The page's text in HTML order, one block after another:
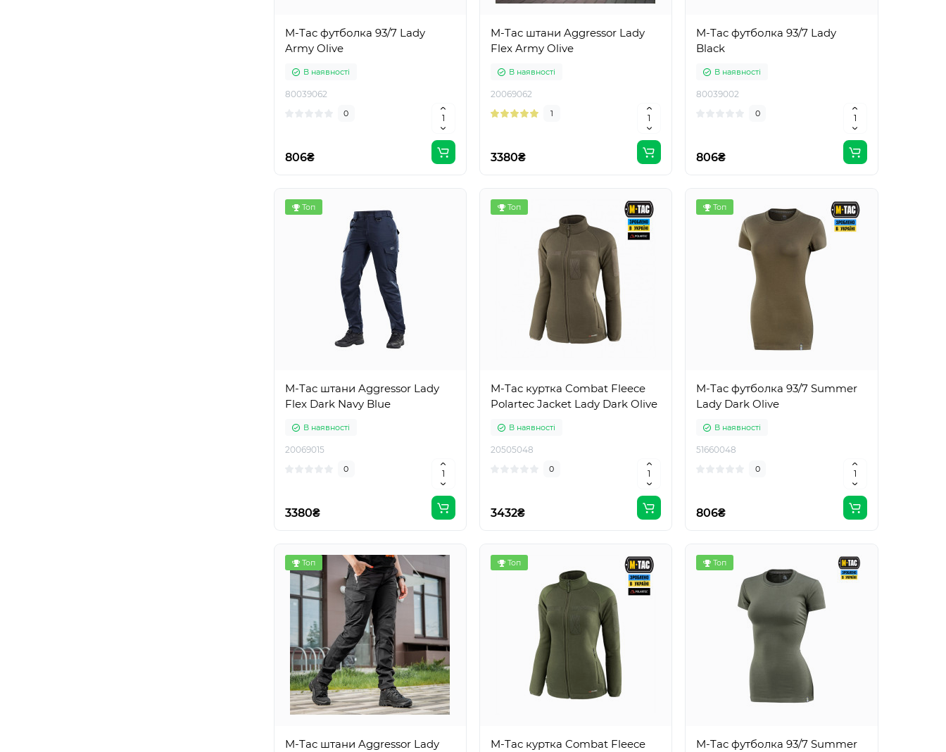
M-Tac футболка 93/7 Lady
Army Olive
В наявності
80039062
0
806₴
M-Tac штани Aggressor Lady
Flex Army Olive
В наявності
20069062
1
3380₴
M-Tac футболка 93/7 Lady
Black
В наявності
80039002
0
806₴
Топ
M-Tac штани Aggressor Lady
Flex Dark Navy Blue
В наявності
20069015
0
3380₴
Топ
M-Tac куртка Combat Fleece
Polartec Jacket Lady Dark Olive
В наявності
20505048
0
3432₴
Топ
M-Tac футболка 93/7 Summer
Lady Dark Olive
В наявності
51660048
0
806₴
Топ
M-Tac штани Aggressor Lady
Топ
M-Tac куртка Combat Fleece
Топ
M-Tac футболка 93/7 Summer